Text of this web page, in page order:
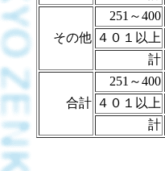
その他
251～400
４０１以上
計
合計
251～400
４０１以上
計